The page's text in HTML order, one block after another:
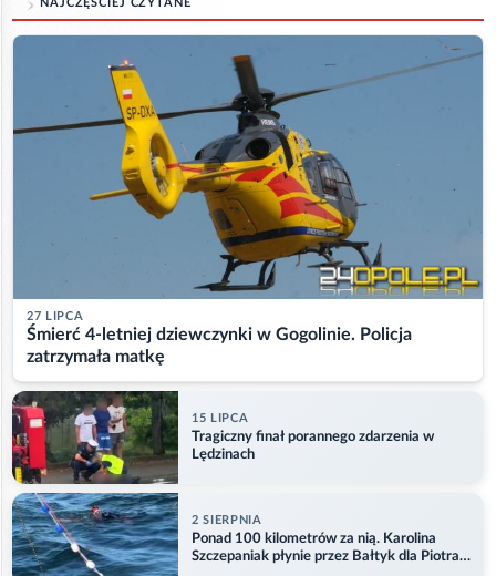
27 LIPCA
Śmierć 4-letniej dziewczynki w Gogolinie. Policja
zatrzymała matkę
15 LIPCA
Tragiczny finał porannego zdarzenia w
Lędzinach
2 SIERPNIA
Ponad 100 kilometrów za nią. Karolina
Szczepaniak płynie przez Bałtyk dla Piotra.